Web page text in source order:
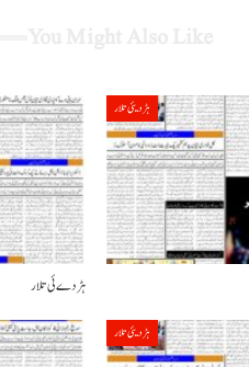
ہڑدے ئی تلار
ہڑدیئی تلار
ہڑدیئی تلار